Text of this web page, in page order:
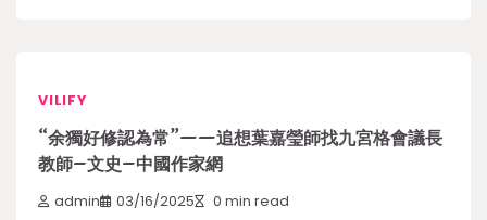
VILIFY
“余獨好修認為常”——追想葉嘉瑩師找九宮格會議長
教師–文史–中國作家網
admin 03/16/2025 0 min read